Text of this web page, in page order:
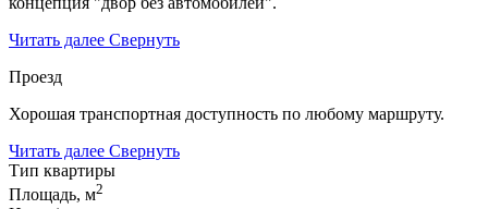
Читать далее Свернуть
Проезд
Хорошая транспортная доступность по любому маршруту.
Читать далее Свернуть
Тип квартиры
Площадь, м2